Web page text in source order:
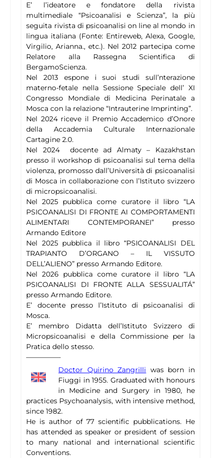
E’ l’ideatore e fondatore della rivista
multimediale “Psicoanalisi e Scienza”, la più
seguita rivista di psicoanalisi on line al mondo in
lingua italiana (Fonte: Entireweb, Alexa, Google,
Virgilio, Arianna., etc.). Nel 2012 partecipa come
Relatore alla Rassegna Scientifica di
BergamoScienza.
Nel 2013 espone i suoi studi sull’nterazione
materno-fetale nella Sessione Speciale dell’ XI
Congresso Mondiale di Medicina Perinatale a
Mosca con la relazione “Intrauterine Imprinting”.
Nel 2024 riceve il Premio Accademico d’Onore
della Accademia Culturale Internazionale
Cartagine 2.0.
Nel 2024 docente ad Almaty – Kazakhstan
presso il workshop di psicoanalisi sul tema della
violenza, promosso dall’Università di psicoanalisi
di Mosca in collaborazione con l’Istituto svizzero
di micropsicoanalisi.
Nel 2025 pubblica come curatore il libro “LA
PSICOANALISI DI FRONTE AI COMPORTAMENTI
ALIMENTARI CONTEMPORANEI” presso
Armando Editore
Nel 2025 pubblica il libro “PSICOANALISI DEL
TRAPIANTO D’ORGANO – IL VISSUTO
DELL’ALIENO” presso Armando Editore.
Nel 2026 pubblica come curatore il libro “LA
PSICOANALISI DI FRONTE ALLA SESSUALITÁ”
presso Armando Editore.
E’ docente presso l’Istituto di psicoanalisi di
Mosca.
E’ membro Didatta dell’Istituto Svizzero di
Micropsicoanalisi e della Commissione per la
Pratica dello stesso.
—————
Doctor Quirino Zangrilli was born in
Fiuggi in 1955. Graduated with honours
in Medicine and Surgery in 1980, he
practices Psychoanalysis, with intensive method,
since 1982.
He is author of 77 scientific pubblications. He
has attended as speaker or president of session
to many national and international scientific
Conventions.